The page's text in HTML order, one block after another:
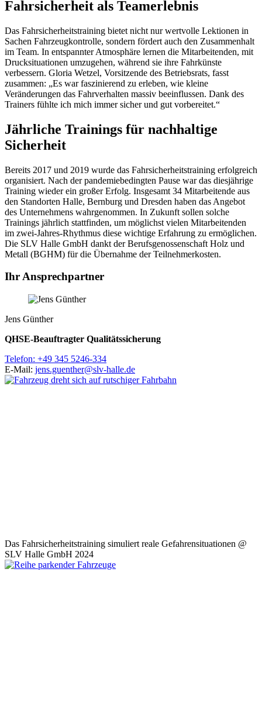
Fahrsicherheit als Teamerlebnis
Das Fahrsicherheitstraining bietet nicht nur wertvolle Lektionen in
Sachen Fahrzeugkontrolle, sondern fördert auch den Zusammenhalt
im Team. In entspannter Atmosphäre lernen die Mitarbeitenden, mit
Drucksituationen umzugehen, während sie ihre Fahrkünste
verbessern. Gloria Wetzel, Vorsitzende des Betriebsrats, fasst
zusammen: „Es war faszinierend zu erleben, wie kleine
Veränderungen das Fahrverhalten massiv beeinflussen. Dank des
Trainers fühlte ich mich immer sicher und gut vorbereitet.“
Jährliche Trainings für nachhaltige
Sicherheit
Bereits 2017 und 2019 wurde das Fahrsicherheitstraining erfolgreich
organisiert. Nach der pandemiebedingten Pause war das diesjährige
Training wieder ein großer Erfolg. Insgesamt 34 Mitarbeitende aus
den Standorten Halle, Bernburg und Dresden haben das Angebot
des Unternehmens wahrgenommen. In Zukunft sollen solche
Trainings jährlich stattfinden, um möglichst vielen Mitarbeitenden
im zwei-Jahres-Rhythmus diese wichtige Erfahrung zu ermöglichen.
Die SLV Halle GmbH dankt der Berufsgenossenschaft Holz und
Metall (BGHM) für die Übernahme der Teilnehmerkosten.
Ihr Ansprechpartner
Jens Günther
QHSE-Beauftragter Qualitätssicherung
Telefon: +49 345 5246-334
E-Mail: jens.guenther@slv-halle.de
Das Fahrsicherheitstraining simuliert reale Gefahrensituationen @
SLV Halle GmbH 2024